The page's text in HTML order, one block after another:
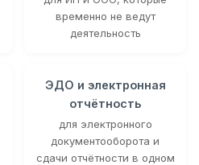
временно не ведут
деятельность
ЭДО и электронная
отчётность
для электронного
документооборота и
сдачи отчётности в одном